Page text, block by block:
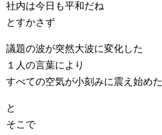
社内は今日も平和だね
とすかさず
議題の波が突然大波に変化した
１人の言葉により
すべての空気が小刻みに震え始めた
と
そこで